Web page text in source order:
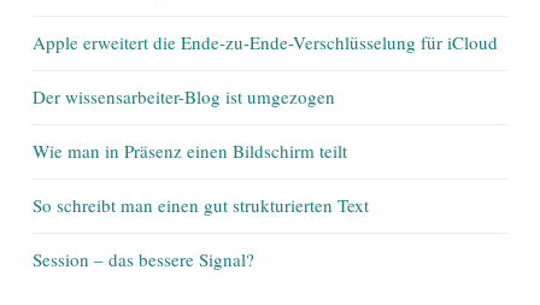
Apple erweitert die Ende-zu-Ende-Verschlüsselung für iCloud
Der wissensarbeiter-Blog ist umgezogen
Wie man in Präsenz einen Bildschirm teilt
So schreibt man einen gut strukturierten Text
Session – das bessere Signal?